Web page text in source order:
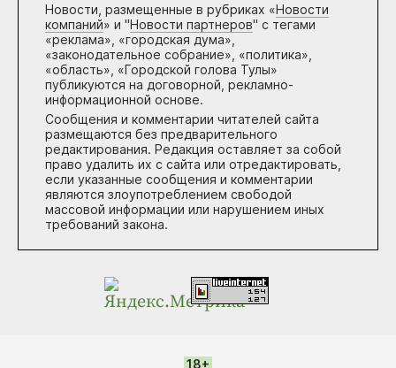
Новости, размещенные в рубриках «Новости
компаний» и "Новости партнеров" с тегами
«реклама», «городская дума»,
«законодательное собрание», «политика»,
«область», «Городской голова Тулы»
публикуются на договорной, рекламно-
информационной основе.
Сообщения и комментарии читателей сайта
размещаются без предварительного
редактирования. Редакция оставляет за собой
право удалить их с сайта или отредактировать,
если указанные сообщения и комментарии
являются злоупотреблением свободой
массовой информации или нарушением иных
требований закона.
18+